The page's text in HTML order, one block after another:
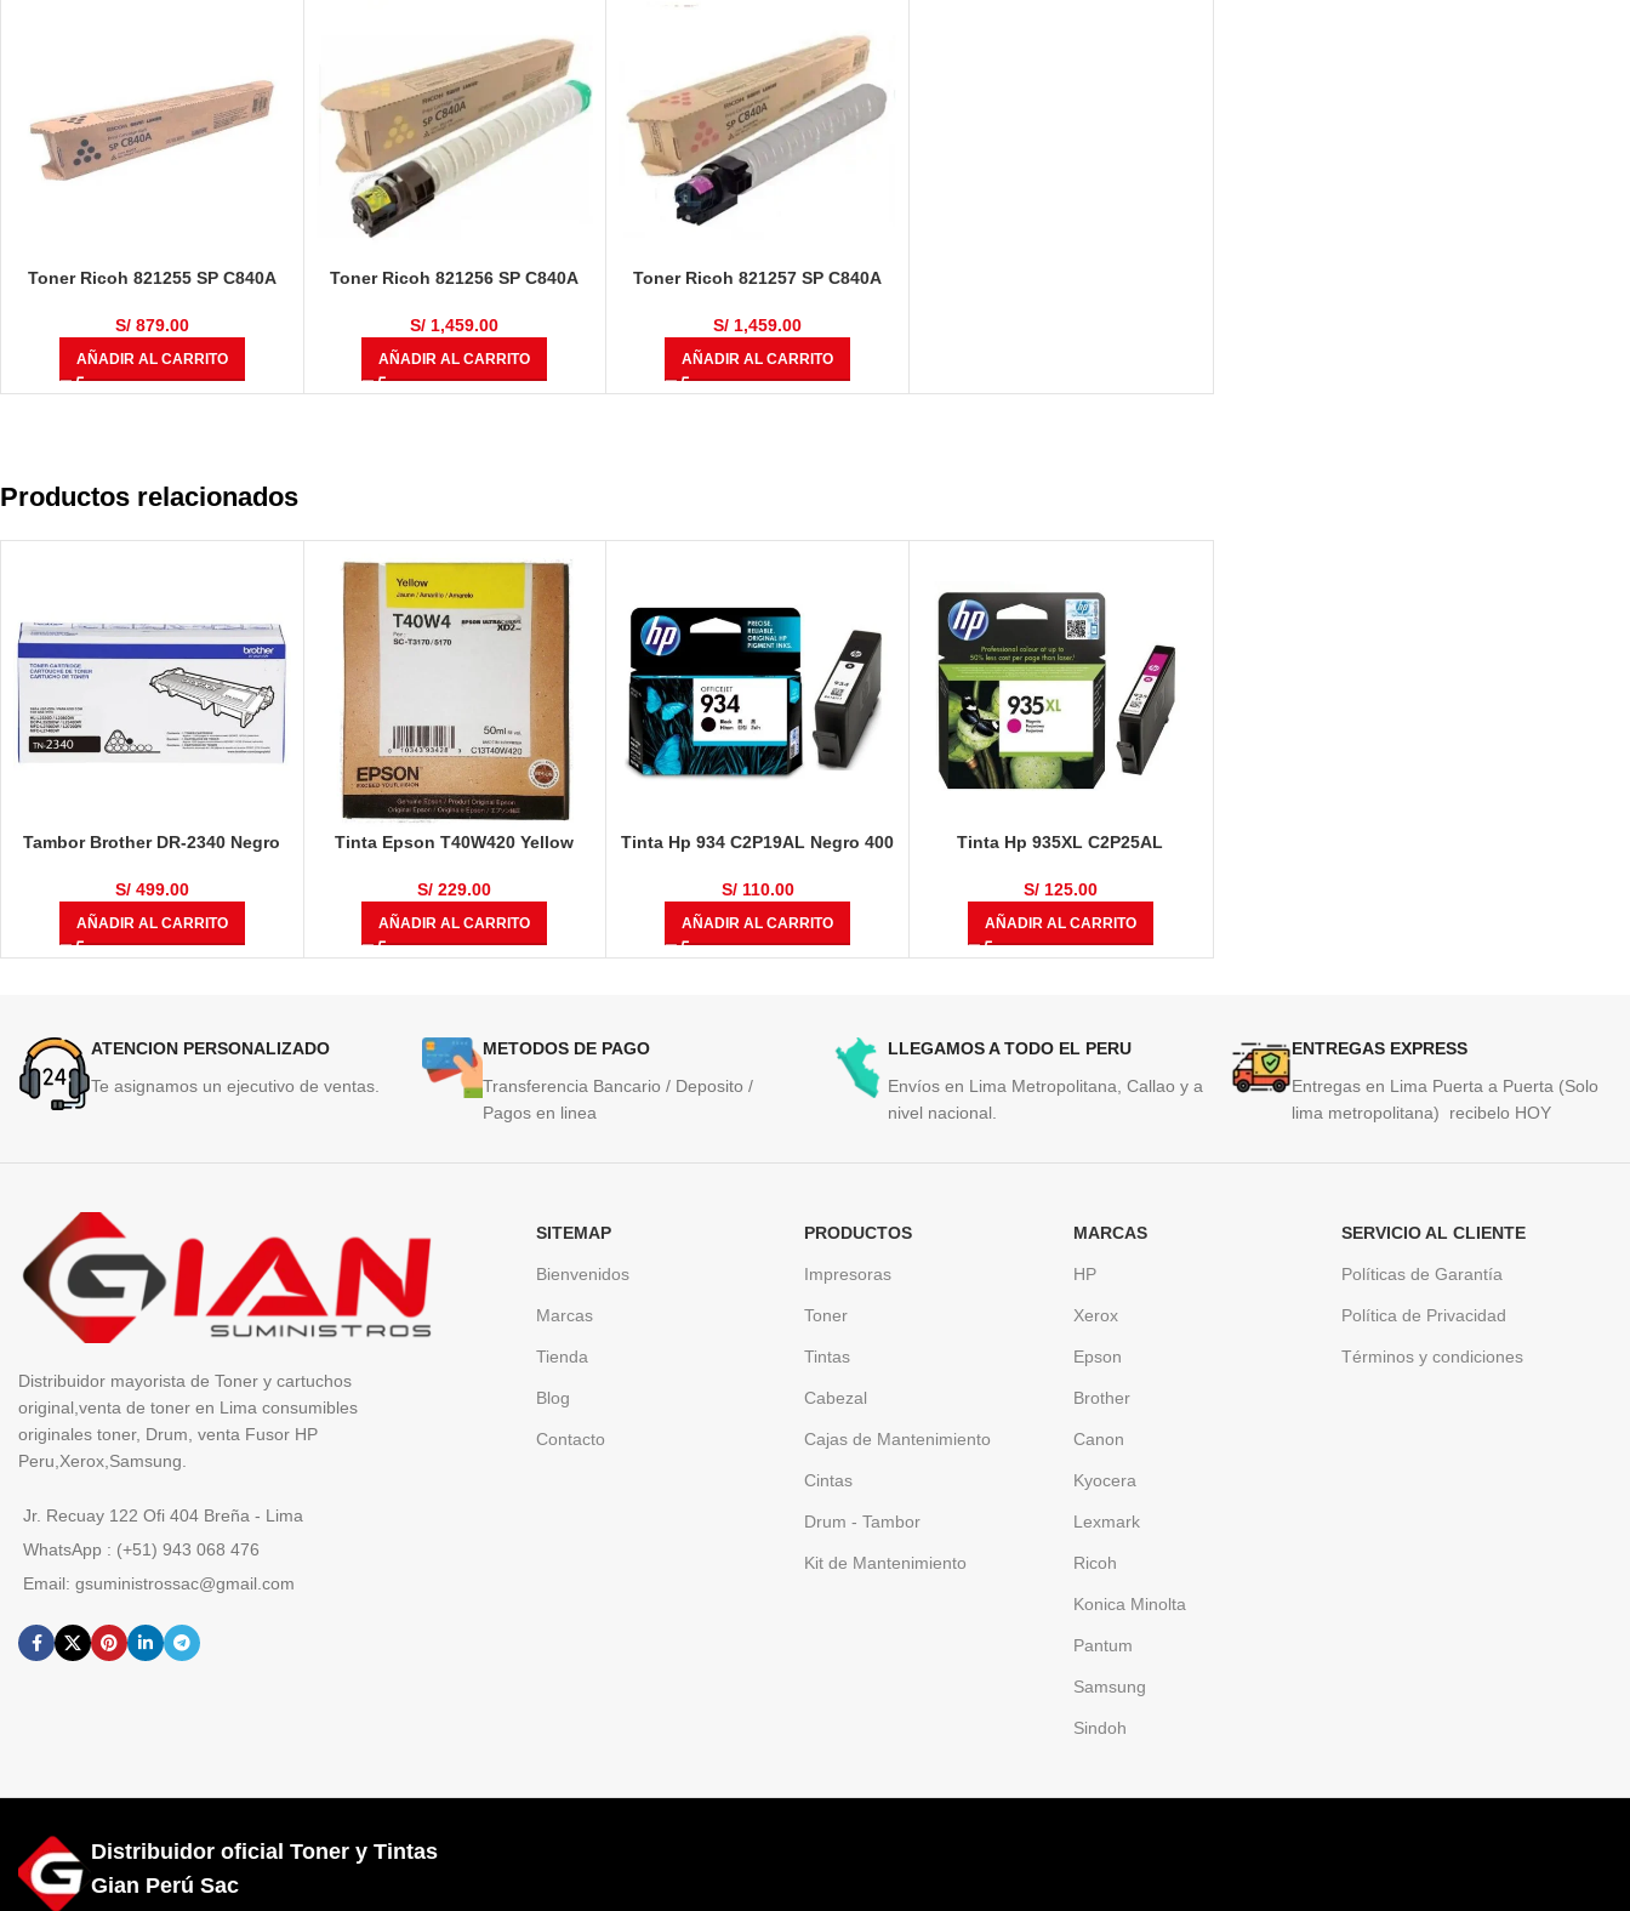
Toner Ricoh 821255 SP C840A
S/879.00
AÑADIR AL CARRITO
Toner Ricoh 821256 SP C840A
S/ 1,459.00
AÑADIR AL CARRITO
Toner Ricoh 821257 SP C840A
S/ 1,459.00
AÑADIR AL CARRITO
Productos relacionados
Tambor Brother DR-2340 Negro
S/499.00
AÑADIR AL CARRITO
Tinta Epson T40W420 Yellow
S/ 229.00
AÑADIR AL CARRITO
Tinta Hp 934 C2P19AL Negro 400
S/110.00
AÑADIR AL CARRITO
Tinta Hp 935XL C2P25AL
S/125.00
AÑADIR AL CARRITO
ATENCION PERSONALIZADO
Te asignamos un ejecutivo de ventas.
METODOS DE PAGO
Transferencia Bancario / Deposito /
Pagos en linea
LLEGAMOS A TODO EL PERU
Envíos en Lima Metropolitana, Callao y a
nivel nacional.
ENTREGAS EXPRESS
Entregas en Lima Puerta a Puerta (Solo
lima metropolitana) recibelo HOY
Distribuidor mayorista de Toner y cartuchos
original,venta de toner en Lima consumibles
originales toner, Drum, venta Fusor HP
Peru,Xerox,Samsung.
Jr. Recuay 122 Ofi 404 Breña - Lima
WhatsApp : (+51) 943 068 476
Email: gsuministrossac@gmail.com
SITEMAP
Bienvenidos
Marcas
Tienda
Blog
Contacto
PRODUCTOS
Impresoras
Toner
Tintas
Cabezal
Cajas de Mantenimiento
Cintas
Drum - Tambor
Kit de Mantenimiento
MARCAS
HP
Xerox
Epson
Brother
Canon
Kyocera
Lexmark
Ricoh
Konica Minolta
Pantum
Samsung
Sindoh
SERVICIO AL CLIENTE
Políticas de Garantía
Política de Privacidad
Términos y condiciones
Distribuidor oficial Toner y Tintas
Gian Perú Sac